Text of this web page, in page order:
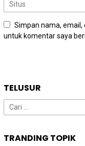
Simpan nama, email,
untuk komentar saya
TELUSUR
Cari
untuk:
TRANDING TOPIK